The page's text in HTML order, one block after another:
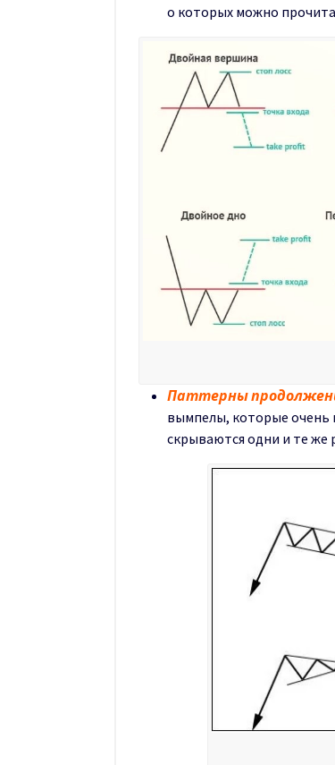
о которых можно
Паттерны
вымпелы, которые очень
скрываются одни и те же